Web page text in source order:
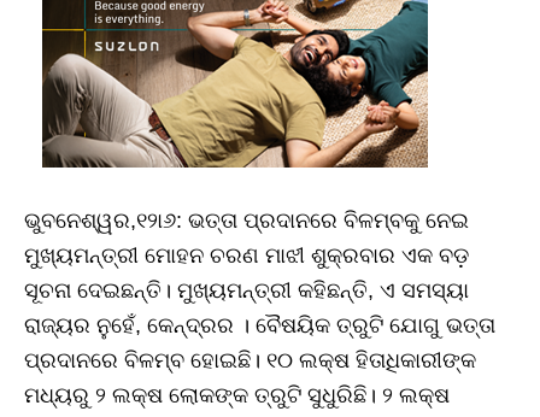
ଭୁବନେଶ୍ୱର,୧୨ା୬: ଭତ୍ତା ପ୍ରଦାନରେ ବିଳମ୍ବକୁ ନେଇ
ମୁଖ୍ୟମନ୍ତ୍ରୀ ମୋହନ ଚରଣ ମାଝୀ ଶୁକ୍ରବାର ଏକ ବଡ଼
ସୂଚନା ଦେଇଛନ୍ତି। ମୁଖ୍ୟମନ୍ତ୍ରୀ କହିଛନ୍ତି, ଏ ସମସ୍ୟା
ରାଜ୍ୟର ନୁହେଁ, କେନ୍ଦ୍ରର । ବୈଷୟିକ ତ୍ରୁଟି ଯୋଗୁ ଭତ୍ତା
ପ୍ରଦାନରେ ବିଳମ୍ବ ହୋଇଛି। ୧୦ ଲକ୍ଷ ହିତାଧିକାରୀଙ୍କ
ମଧ୍ୟରୁ ୨ ଲକ୍ଷ ଲୋକଙ୍କ ତ୍ରୁଟି ସୁଧୁରିଛି। ୨ ଲକ୍ଷ